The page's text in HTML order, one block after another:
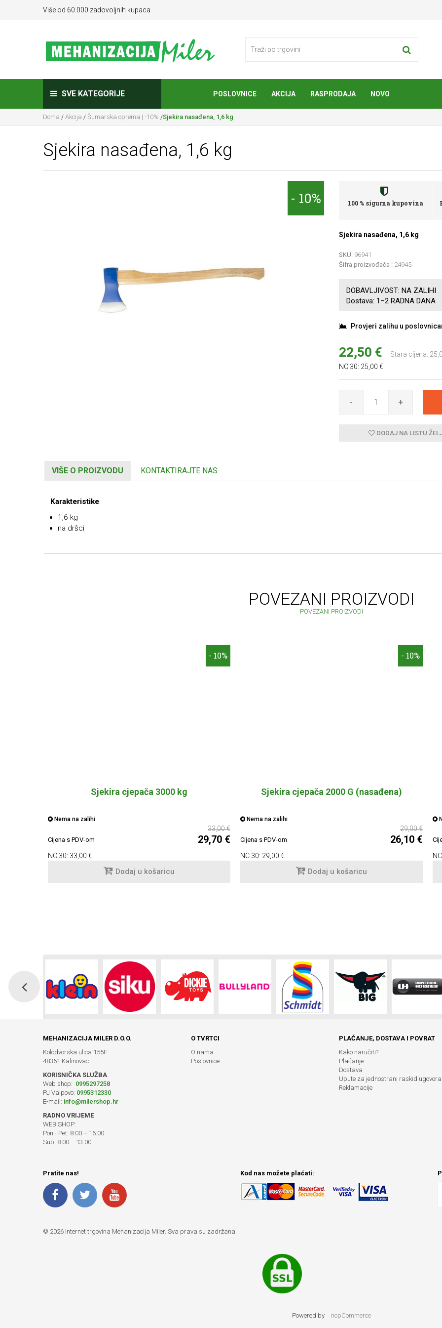
Više od 60.000 zadovoljnih kupaca
SVE KATEGORIJE POSLOVNICE AKCIJA RASPRODAJA NOVO
Doma / Akcija / Šumarska oprema | -10% /Sjekira nasađena, 1,6 kg
Sjekira nasađena, 1,6 kg
- 10% 100 % sigurna kupovina
Sjekira nasađena, 1,6 kg
SKU: 96941
Šifra proizvođača : 24945
DOBAVLJIVOST: NA ZALIHI
Dostava: 1–2 RADNA DANA
Provjeri zalihu u
22,50 € Stara cijena:
NC 30: 25,00 €
- +
DODAJ NA LISTU
VIŠE O PROIZVODU KONTAKTIRAJTE NAS
Karakteristike:
1,6 kg
na dršci
POVEZANI PROIZVODI
POVEZANI PROIZVODI
- 10%
Sjekira cjepača 3000 kg
Nema na zalihi
33,00 €
Cijena s PDV-om 29,70 €
NC 30: 33,00 €
Dodaj u košaricu
- 10%
Sjekira cjepača 2000 G (nasađena)
Nema na zalihi
29,00 €
Cijena s PDV-om 26,10 €
NC 30: 29,00 €
Dodaj u košaricu
MEHANIZACIJA MILER D.O.O.
Kolodvorska ulica 155F
48361 Kalinovac
KORISNIČKA SLUŽBA
Web shop: 0995297258
PJ Valpovo: 0995312330
E-mail: info@milershop.hr
RADNO VRIJEME
WEB SHOP:
Pon - Pet: 8:00 – 16:00
Sub: 8:00 – 13:00
O TVRTCI
O nama
Poslovnice
PLAĆANJE, DOSTAVA I POVRAT
Kako naručiti?
Plaćanje
Dostava
Upute za jednostrani raskid ugovora
Reklamacije
Pratite nas! Kod nas možete plaćati:
© 2026 Internet trgovina Mehanizacija Miler. Sva prava su zadržana.
Powered by nopCommerce